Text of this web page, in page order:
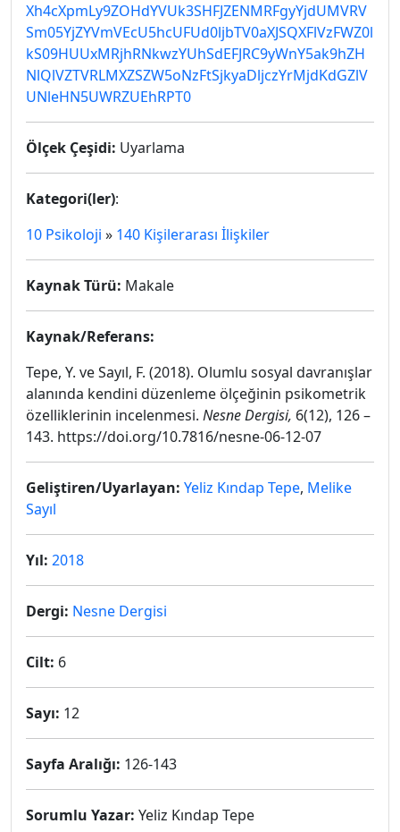
Xh4cXpmLy9ZOHdYVUk3SHFJZENMRFgyYjdUMVRV
Sm05YjZYVmVEcU5hcUFUd0ljbTV0aXJSQXFlVzFWZ0l
kS09HUUxMRjhRNkwzYUhSdEFJRC9yWnY5ak9hZH
NlQlVZTVRLMXZSZW5oNzFtSjkyaDljczYrMjdKdGZlV
UNleHN5UWRZUEhRPT0
Ölçek Çeşidi: Uyarlama
Kategori(ler):
10 Psikoloji » 140 Kişilerarası İlişkiler
Kaynak Türü: Makale
Kaynak/Referans:
Tepe, Y. ve Sayıl, F. (2018). Olumlu sosyal davranışlar
alanında kendini düzenleme ölçeğinin psikometrik
özelliklerinin incelenmesi. Nesne Dergisi, 6(12), 126 –
143. https://doi.org/10.7816/nesne-06-12-07
Geliştiren/Uyarlayan: Yeliz Kındap Tepe, Melike
Sayıl
Yıl: 2018
Dergi: Nesne Dergisi
Cilt: 6
Sayı: 12
Sayfa Aralığı: 126-143
Sorumlu Yazar: Yeliz Kındap Tepe